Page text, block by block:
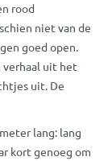
rood
niet van de
goed open.
uit het
uit. De
lang: lang
kort genoeg om